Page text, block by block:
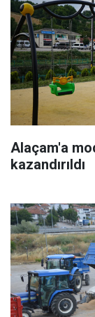
Alaçam'a
kazandırıldı